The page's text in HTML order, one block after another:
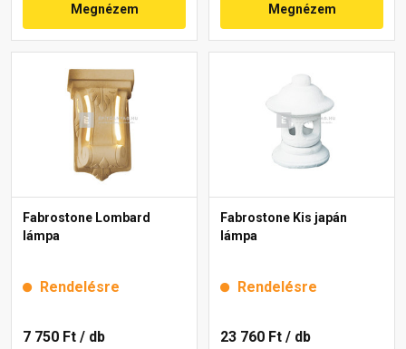
Megnézem Megnézem
Fabrostone Lombard
lámpa
Rendelésre
7 750 Ft / db
Fabrostone Kis japán
lámpa
Rendelésre
23 760 Ft / db